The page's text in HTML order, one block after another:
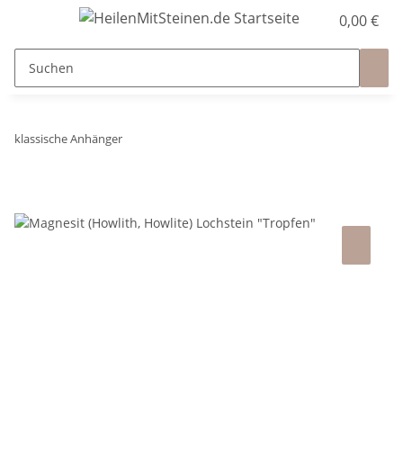
0,00 €
klassische Anhänger